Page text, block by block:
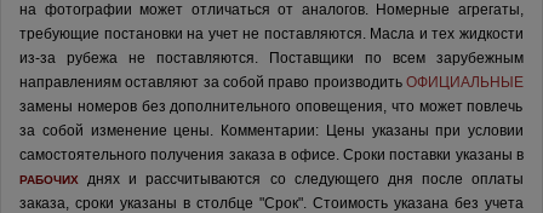
на фотографии может отличаться от аналогов. Номерные агрегаты,
требующие постановки на учет не поставляются. Масла и тех жидкости
из-за рубежа не поставляются.
Поставщики по всем зарубежным
направлениям оставляют за собой право производить ОФИЦИАЛЬНЫЕ
замены номеров без дополнительного оповещения, что может повлечь
за собой изменение цены. Комментарии: Цены указаны при условии
самостоятельного получения заказа в офисе. Сроки поставки указаны в
РАБОЧИХ
днях и рассчитываются со следующего дня после оплаты
заказа, сроки указаны в столбце "Срок". Стоимость указана без учета